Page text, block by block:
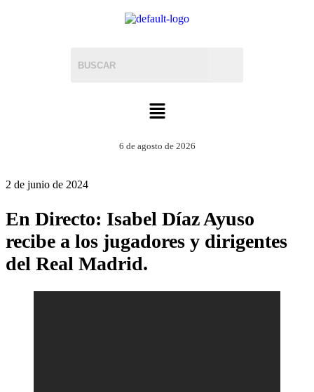
6 de agosto de 2026
2 de junio de 2024
En Directo: Isabel Díaz Ayuso
recibe a los jugadores y dirigentes
del Real Madrid.